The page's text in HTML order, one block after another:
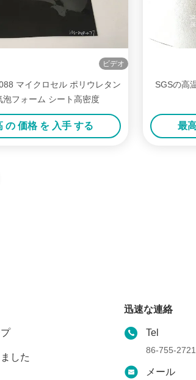
ビデオ
マイクロセル ポリウレタン
泡フォーム シート高密度
の 価格 を 入手 する
SGSの高
最
した
迅速な連絡
Tel
86-755-
メール